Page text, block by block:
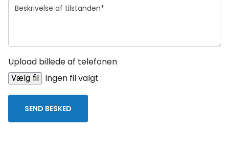
Upload billede af telefonen
Vælg fil Ingen fil valgt